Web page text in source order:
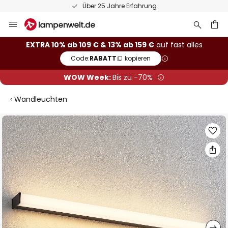
Über 25 Jahre Erfahrung
Inhalt
springen
EXTRA 10% ab 109 € & 13% ab 159 €auf fast alles
Code:RABATT kopieren
WOW Week:Bis zu -70%
Wandleuchten
Zum
Ende
der
Bildgalerie
springen